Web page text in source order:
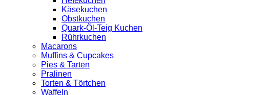
Käsekuchen
Obstkuchen
Quark-Öl-Teig Kuchen
Rührkuchen
Macarons
Muffins & Cupcakes
Pies & Tarten
Pralinen
Torten & Törtchen
Waffeln